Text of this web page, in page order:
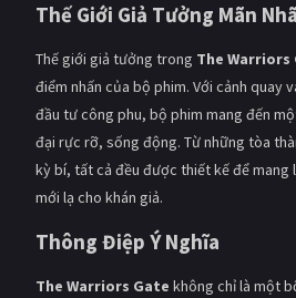
Thế Giới Giả Tưởng Mãn
Thế giới giả tưởng trong The Warriors
điểm nhấn của bộ phim. Với cảnh quay
đầu tư công phu, bộ phim mang đến
đại rực rỡ, sống động. Từ những tòa
kỳ bí, tất cả đều được thiết kế để
mới lạ cho khán giả.
Thông Điệp Ý Nghĩa
The Warriors Gate không chỉ là một